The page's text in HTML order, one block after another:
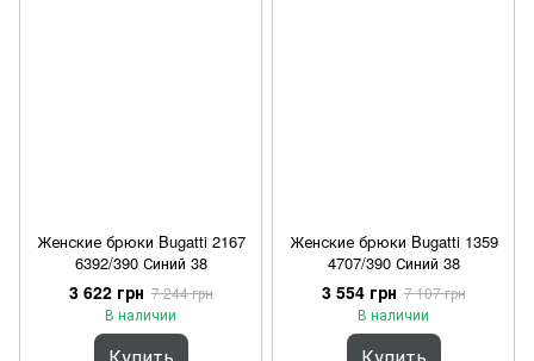
Женские брюки Bugatti 2167
6392/390 Синий 38
3 622 грн 7 244 грн
В наличии
Женские брюки Bugatti 1359
4707/390 Синий 38
3 554 грн 7 107 грн
В наличии